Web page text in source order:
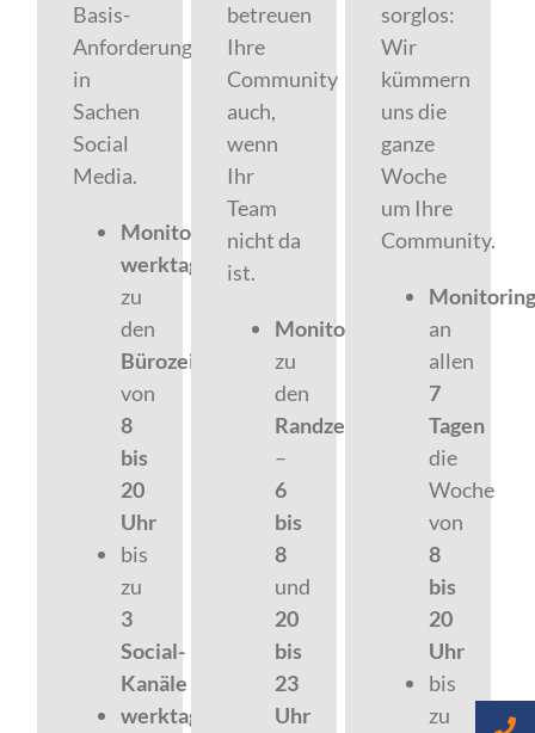
Basis-
Anforderungen
in
Sachen
Social
Media.
Monitoring
werktags
zu
den
Bürozeiten
von
8
bis
20
Uhr
bis
zu
3
Social-
Kanäle
werktags
betreuen
Ihre
Community
auch,
wenn
Ihr
Team
nicht da
ist.
Monitoring
zu
den
Randzeiten
–
6
bis
8
und
20
bis
23
Uhr
sorglos:
Wir
kümmern
uns die
ganze
Woche
um Ihre
Community.
an
allen
7
Tagen
die
Woche
von
8
bis
20
Uhr
bis
zu